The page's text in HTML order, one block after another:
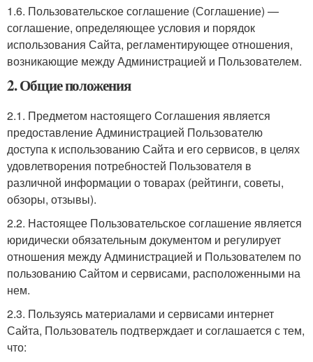
1.6. Пользовательское соглашение (Соглашение) —
соглашение, определяющее условия и порядок
использования Сайта, регламентирующее отношения,
возникающие между Администрацией и Пользователем.
2. Общие положения
2.1. Предметом настоящего Соглашения является
предоставление Администрацией Пользователю
доступа к использованию Сайта и его сервисов, в целях
удовлетворения потребностей Пользователя в
различной информации о товарах (рейтинги, советы,
обзоры, отзывы).
2.2. Настоящее Пользовательское соглашение является
юридически обязательным документом и регулирует
отношения между Администрацией и Пользователем по
пользованию Сайтом и сервисами, расположенными на
нем.
2.3. Пользуясь материалами и сервисами интернет
Сайта, Пользователь подтверждает и соглашается с тем,
что: